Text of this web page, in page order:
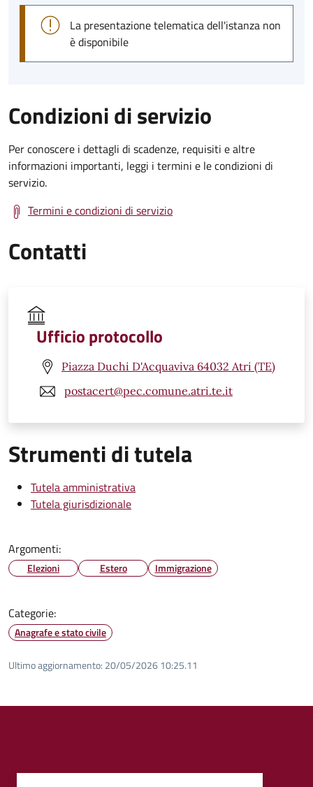
La presentazione telematica dell'istanza non
è disponibile
Condizioni di servizio
Per conoscere i dettagli di scadenze, requisiti e altre
informazioni importanti, leggi i termini e le condizioni di
servizio.
Termini e condizioni di servizio
Contatti
Ufficio protocollo
Piazza Duchi D'Acquaviva 64032 Atri (TE)
postacert@pec.comune.atri.te.it
Strumenti di tutela
Tutela amministrativa
Tutela giurisdizionale
Argomenti:
Elezioni Estero Immigrazione
Categorie:
Anagrafe e stato civile
Ultimo aggiornamento: 20/05/2026 10:25.11